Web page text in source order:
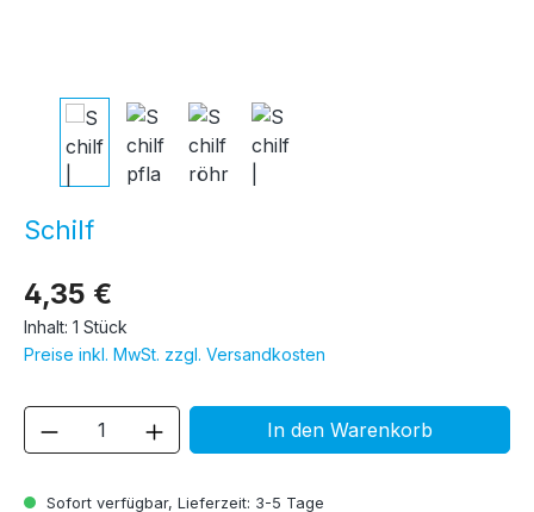
Schilf
4,35 €
Inhalt: 1 Stück
Preise inkl. MwSt. zzgl. Versandkosten
Sofort verfügbar, Lieferzeit: 3-5 Tage
Produkt Anzahl: Gib denIn den Warenkorb